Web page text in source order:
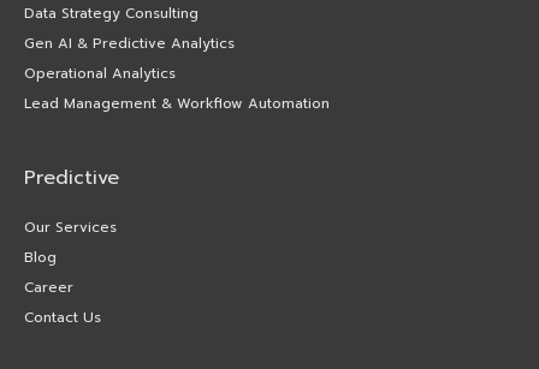
Data Strategy Consulting
Gen AI & Predictive Analytics
Operational Analytics
Lead Management & Workflow Automation
Predictive
Our Services
Blog
Career
Contact Us